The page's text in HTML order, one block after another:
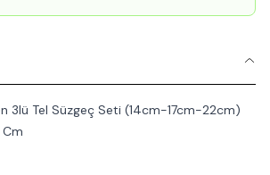
3lü Tel Süzgeç Seti (14cm-17cm-22cm)